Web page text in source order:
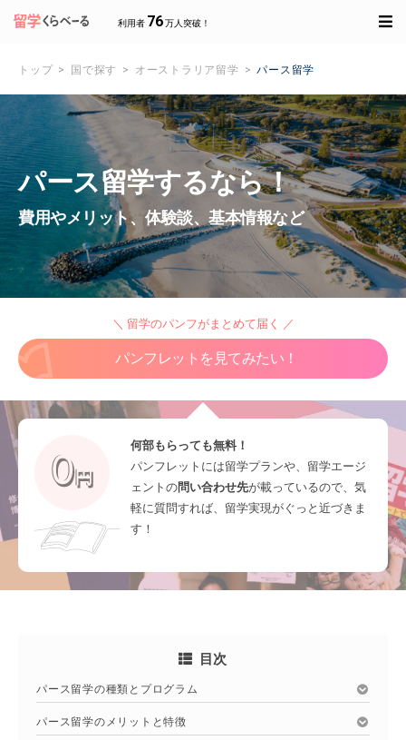
利用者 76万人突破！
トップ 国で探す オーストラリア留学 パース留学
パース留学するなら！
費用やメリット、体験談、基本情報など
＼ 留学のパンフがまとめて届く ／
パンフレットを見てみたい！
何部もらっても無料！
パンフレットには留学プランや、留学エージ
ェントの問い合わせ先が載っているので、気
軽に質問すれば、留学実現がぐっと近づきま
す！
目次
パース留学の種類とプログラム
パース留学のメリットと特徴